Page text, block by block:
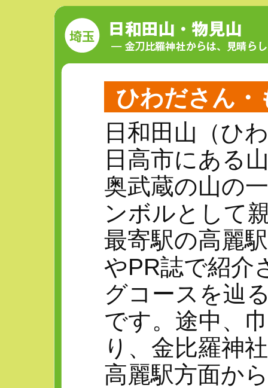
ひわださん・
日和田山（ひ
日高市にある
奥武蔵の山の
ンボルとして
最寄駅の高麗
やPR誌で紹介
グコースを辿
です。途中、
り、金比羅神
高麗駅方面か